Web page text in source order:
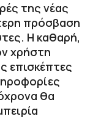
της νέας
πρόσβαση
Η καθαρή,
χρήστη
επισκέπτες
θα